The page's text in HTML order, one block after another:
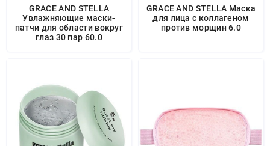
GRACE AND STELLA
Увлажняющие маски-
патчи для области вокруг
глаз 30 пар 60.0
GRACE AND STELLA Маска
для лица с коллагеном
против морщин 6.0